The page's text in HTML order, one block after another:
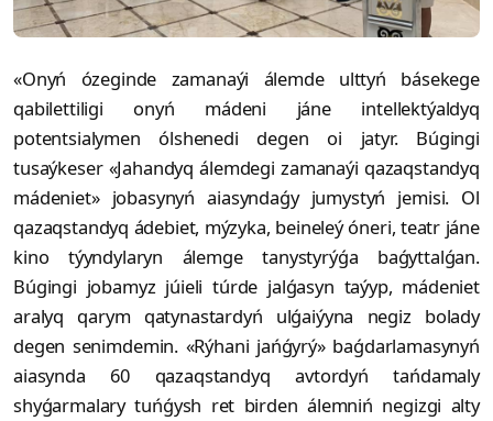
«Onyń ózeginde zamanaýi álemde ulttyń básekege
qabilettiligi onyń mádeni jáne intellektýaldyq
potentsialymen ólshenedi degen oi jatyr. Búgingi
tusaýkeser «Jahandyq álemdegi zamanaýi qazaqstandyq
mádeniet» jobasynyń aiasyndaǵy jumystyń jemisi. Ol
qazaqstandyq ádebiet, mýzyka, beineleý óneri, teatr jáne
kino týyndylaryn álemge tanystyrýǵa baǵyttalǵan.
Búgingi jobamyz júieli túrde jalǵasyn taýyp, mádeniet
aralyq qarym qatynastardyń ulǵaiýyna negiz bolady
degen senimdemin. «Rýhani jańǵyrý» baǵdarlamasynyń
aiasynda 60 qazaqstandyq avtordyń tańdamaly
shyǵarmalary tuńǵysh ret birden álemniń negizgi alty